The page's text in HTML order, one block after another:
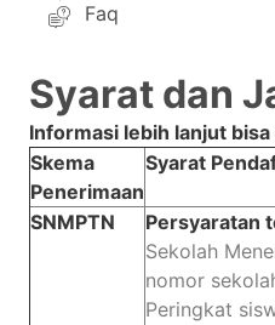
Faq
Syarat dan
Informasi lebih lanjut
Skema
Penerimaan
Syarat
SNMPTN
Persyaratan
Sekolah
nomor
Peringkat